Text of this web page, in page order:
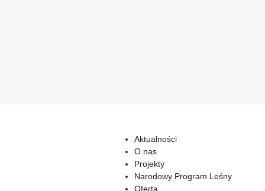
Aktualności
O nas
Projekty
Narodowy Program Leśny
Oferta